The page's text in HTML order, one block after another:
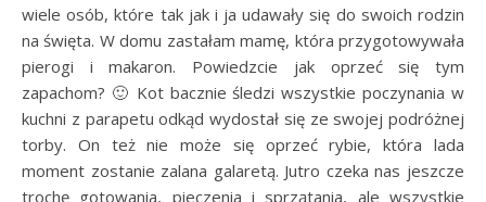
wiele osób, które tak jak i ja udawały się do swoich rodzin
na święta. W domu zastałam mamę, która przygotowywała
pierogi i makaron. Powiedzcie jak oprzeć się tym
zapachom? 🙂 Kot bacznie śledzi wszystkie poczynania w
kuchni z parapetu odkąd wydostał się ze swojej podróżnej
torby. On też nie może się oprzeć rybie, która lada
moment zostanie zalana galaretą. Jutro czeka nas jeszcze
trochę gotowania, pieczenia i sprzątania, ale wszystkie